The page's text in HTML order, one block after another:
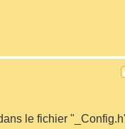
le fichier